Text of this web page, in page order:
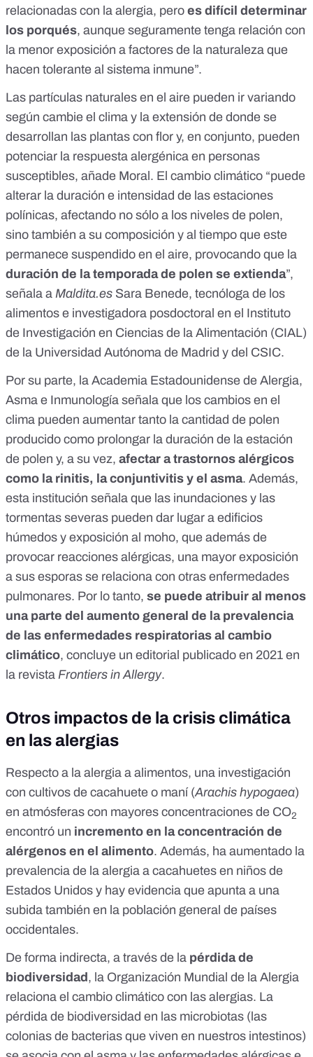
relacionadas con la alergia, pero es difícil determinar
los porqués, aunque seguramente tenga relación con
la menor exposición a factores de la naturaleza que
hacen tolerante al sistema inmune”.
Las partículas naturales en el aire pueden ir variando
según cambie el clima y la extensión de donde se
desarrollan las plantas con flor y, en conjunto, pueden
potenciar la respuesta alergénica en personas
susceptibles, añade Moral. El cambio climático “puede
alterar la duración e intensidad de las estaciones
polínicas, afectando no sólo a los niveles de polen,
sino también a su composición y al tiempo que este
permanece suspendido en el aire, provocando que la
duración de la temporada de polen se extienda”,
señala a Maldita.es Sara Benede, tecnóloga de los
alimentos e investigadora posdoctoral en el Instituto
de Investigación en Ciencias de la Alimentación (CIAL)
de la Universidad Autónoma de Madrid y del CSIC.
Por su parte, la Academia Estadounidense de Alergia,
Asma e Inmunología señala que los cambios en el
clima pueden aumentar tanto la cantidad de polen
producido como prolongar la duración de la estación
de polen y, a su vez, afectar a trastornos alérgicos
como la rinitis, la conjuntivitis y el asma. Además,
esta institución señala que las inundaciones y las
tormentas severas pueden dar lugar a edificios
húmedos y exposición al moho, que además de
provocar reacciones alérgicas, una mayor exposición
a sus esporas se relaciona con otras enfermedades
pulmonares. Por lo tanto, se puede atribuir al menos
una parte del aumento general de la prevalencia
de las enfermedades respiratorias al cambio
climático, concluye un editorial publicado en 2021 en
la revista Frontiers in Allergy.
Otros impactos de la crisis climática
en las alergias
Respecto a la alergia a alimentos, una investigación
con cultivos de cacahuete o maní(Arachis hypogaea)
en atmósferas con mayores concentraciones de CO2
encontró un incremento en la concentración de
alérgenos en el alimento. Además, ha aumentado la
prevalencia de la alergia a cacahuetes en niños de
Estados Unidos y hay evidencia que apunta a una
subida también en la población general de países
occidentales.
De forma indirecta, a través de la pérdida de
biodiversidad , la Organización Mundial de la Alergia
relaciona el cambio climático con las alergias. La
pérdida de biodiversidad en las microbiotas (las
colonias de bacterias que viven en nuestros intestinos)